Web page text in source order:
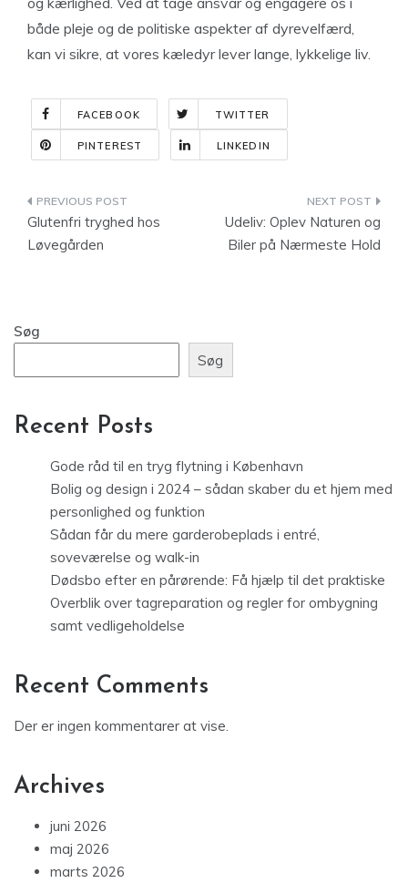
både pleje og de politiske aspekter af dyrevelfærd,
kan vi sikre, at vores kæledyr lever lange, lykkelige liv.
FACEBOOK TWITTER
PINTEREST LINKEDIN
Indlægsnavigation
Glutenfri tryghed hos
Løvegården
Udeliv: Oplev Naturen og
Biler på Nærmeste Hold
Søg
Søg
Recent Posts
Gode råd til en tryg flytning i København
Bolig og design i 2024 – sådan skaber du et hjem med
personlighed og funktion
Sådan får du mere garderobeplads i entré,
soveværelse og walk-in
Dødsbo efter en pårørende: Få hjælp til det praktiske
Overblik over tagreparation og regler for ombygning
samt vedligeholdelse
Recent Comments
Der er ingen kommentarer at vise.
Archives
juni 2026
maj 2026
marts 2026